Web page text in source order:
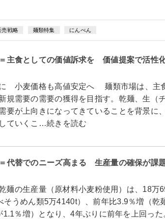
売戦略 麺類特集 にんべん
主食としての価値訴求を 価値提案で活性
小麦価格も高値安定へ 麺類市場は、主
規需要の需要の獲得を目指す。乾麺、生（チ
要が上向きになってきていることを背景に
ていくこ…続きを読む
代替でのニーズ高まる 生産量の確保が課
麺の生産量（原材料小麦粉使用）は、18万
そうめん類5万4140t）、前年比3.9％増（乾
％増）となり、4年ぶりに前年を上回った